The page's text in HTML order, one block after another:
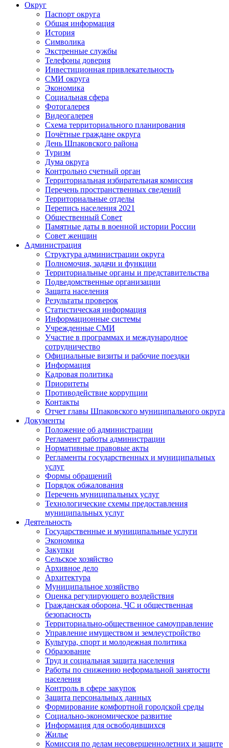
Округ
Паспорт округа
Общая информация
История
Символика
Экстренные службы
Телефоны доверия
Инвестиционная привлекательность
СМИ округа
Экономика
Социальная сфера
Фотогалерея
Видеогалерея
Схема территориального планирования
Почётные граждане округа
День Шпаковского района
Туризм
Дума округа
Контрольно счетный орган
Территориальная избирательная комиссия
Перечень пространственных сведений
Территориальные отделы
Перепись населения 2021
Общественный Совет
Памятные даты в военной истории России
Совет женщин
Администрация
Структура администрации округа
Полномочия, задачи и функции
Территориальные органы и представительства
Подведомственные организации
Защита населения
Результаты проверок
Статистическая информация
Информационные системы
Учрежденные СМИ
Участие в программах и международное
сотрудничество
Официальные визиты и рабочие поездки
Информация
Кадровая политика
Приоритеты
Противодействие коррупции
Контакты
Отчет главы Шпаковского муниципального округа
Документы
Положение об администрации
Регламент работы администрации
Нормативные правовые акты
Регламенты государственных и муниципальных
услуг
Формы обращений
Порядок обжалования
Перечень муниципальных услуг
Технологические схемы предоставления
муниципальных услуг
Деятельность
Государственные и муниципальные услуги
Экономика
Закупки
Сельское хозяйство
Архивное дело
Архитектура
Муниципальное хозяйство
Оценка регулирующего воздействия
Гражданская оборона, ЧС и общественная
безопасность
Территориально-общественное самоуправление
Управление имуществом и землеустройство
Культура, спорт и молодежная политика
Образование
Труд и социальная защита населения
Работы по снижению неформальной занятости
населения
Контроль в сфере закупок
Защита персональных данных
Формирование комфортной городской среды
Социально-экономическое развитие
Информация для освободившихся
Жилье
Комиссия по делам несовершеннолетних и защите